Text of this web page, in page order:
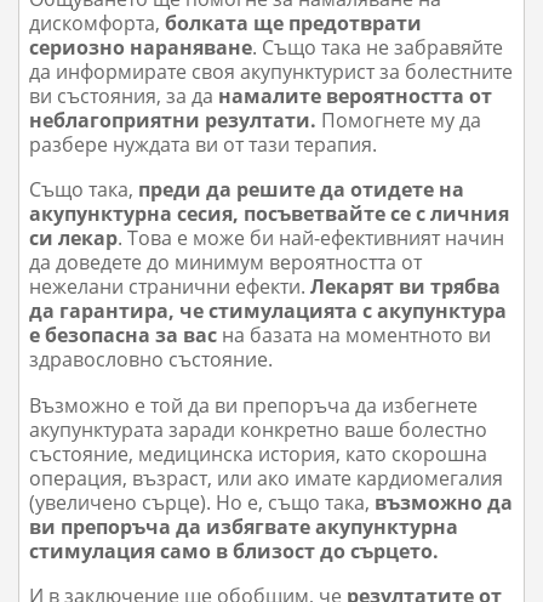
дискомфорта,болката ще предотврати
сериозно нараняване. Също така не забравяйте
да информирате своя акупунктурист за болестните
ви състояния, за да намалите вероятността от
неблагоприятни резултати. Помогнете му да
разбере нуждата ви от тази терапия.
Също така, преди да решите да отидете на
акупунктурна сесия, посъветвайте се с личния
си лекар. Това е може би най-ефективният начин
да доведете до минимум вероятността от
нежелани странични ефекти.Лекарят ви трябва
да гарантира, че стимулацията с акупунктура
е безопасна за вас на базата на моментното ви
здравословно състояние.
Възможно е той да ви препоръча да избегнете
акупунктурата заради конкретно ваше болестно
състояние, медицинска история, като скорошна
операция, възраст, или ако имате кардиомегалия
(увеличено сърце). Но е, също така, възможно да
ви препоръча да избягвате акупунктурна
стимулация само в близост до сърцето.
И в заключение ще обобщим, че резултатите от